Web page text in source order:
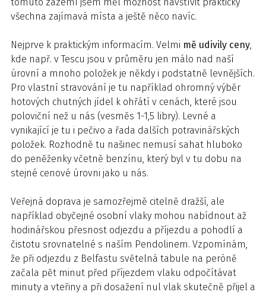
všechna zajímavá místa a ještě něco navíc.
Nejprve k praktickým informacím. Velmi mě udivily ceny,
kde např. v Tescu jsou v průměru jen málo nad naší
úrovní a mnoho položek je někdy i podstatně levnějších.
Pro vlastní stravování je tu například ohromný výběr
hotových chutných jídel k ohřátí v cenách, které jsou
poloviční než u nás (vesměs 1-1,5 libry). Levné a
vynikající je tu i pečivo a řada dalších potravinářských
položek. Rozhodně tu našinec nemusí sahat hluboko
do peněženky včetně benzínu, který byl v tu dobu na
stejné cenové úrovni jako u nás.
Veřejná doprava je samozřejmě citelně dražší, ale
například obyčejné osobní vlaky mohou nabídnout až
hodinářskou přesnost odjezdu a příjezdu a pohodlí a
čistotu srovnatelné s naším Pendolinem. Vzpomínám,
že při odjezdu z Belfastu světelná tabule na peróně
začala pět minut před příjezdem vlaku odpočítávat
minuty a vteřiny a při dosažení nul vlak skutečně přijel a